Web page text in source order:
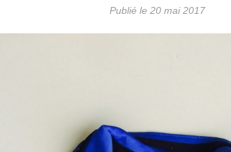
Publié le 20 mai 2017